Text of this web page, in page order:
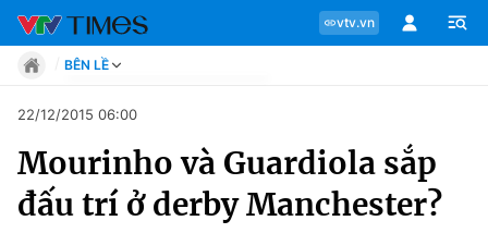
vtv.vn
Chuyên mục
Tin tức
BÊN LỀ
Move
Phong cách
Sự kiện
22/12/2015 06:00
Mourinho và Guardiola sắp
đấu trí ở derby Manchester?